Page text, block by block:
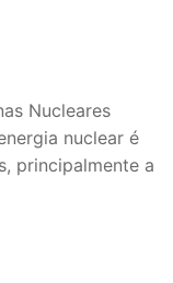
Nucleares
nuclear é
principalmente a